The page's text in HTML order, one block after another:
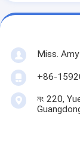
Miss.
+86-
নং 220,